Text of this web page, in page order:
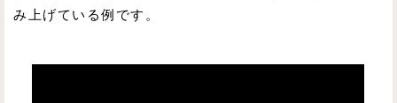
み上げている例です。